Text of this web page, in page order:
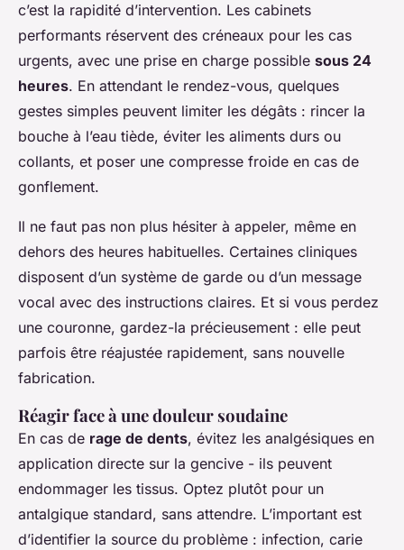
c’est la rapidité d’intervention. Les cabinets
performants réservent des créneaux pour les cas
urgents, avec une prise en charge possible sous 24
heures. En attendant le rendez-vous, quelques
gestes simples peuvent limiter les dégâts : rincer la
bouche à l’eau tiède, éviter les aliments durs ou
collants, et poser une compresse froide en cas de
gonflement.
Il ne faut pas non plus hésiter à appeler, même en
dehors des heures habituelles. Certaines cliniques
disposent d’un système de garde ou d’un message
vocal avec des instructions claires. Et si vous perdez
une couronne, gardez-la précieusement : elle peut
parfois être réajustée rapidement, sans nouvelle
fabrication.
Réagir face à une douleur soudaine
En cas de rage de dents, évitez les analgésiques en
application directe sur la gencive - ils peuvent
endommager les tissus. Optez plutôt pour un
antalgique standard, sans attendre. L’important est
d’identifier la source du problème : infection, carie